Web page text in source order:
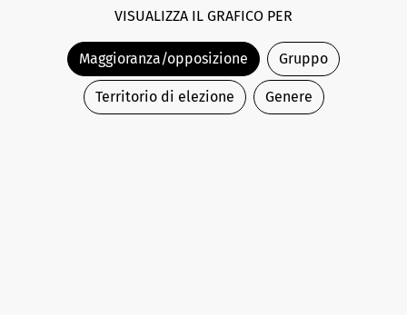
VISUALIZZA IL GRAFICO PER
Maggioranza/opposizione Gruppo
Territorio di elezione Genere